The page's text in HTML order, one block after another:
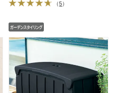
（5）